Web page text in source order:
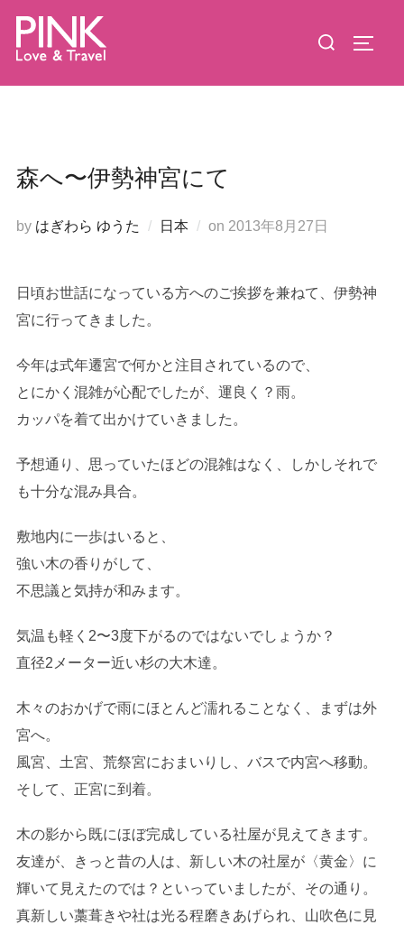
ン
検
対
森へ〜伊勢神宮にて
by はぎわら ゆうた 日本 on 投
2013年8月27日
日頃お世話になっている方へのご挨拶を兼ねて、伊勢神
宮に行ってきました。
今年は式年遷宮で何かと注目されているので、
とにかく混雑が心配でしたが、運良く？雨。
カッパを着て出かけていきました。
予想通り、思っていたほどの混雑はなく、しかしそれで
も十分な混み具合。
敷地内に一歩はいると、
強い木の香りがして、
不思議と気持が和みます。
気温も軽く2〜3度下がるのではないでしょうか？
直径2メーター近い杉の大木達。
木々のおかげで雨にほとんど濡れることなく、まずは外
宮へ。
風宮、土宮、荒祭宮におまいりし、バスで内宮へ移動。
そして、正宮に到着。
木の影から既にほぼ完成している社屋が見えてきます。
友達が、きっと昔の人は、新しい木の社屋が〈黄金〉に
輝いて見えたのでは？といっていましたが、その通り。
真新しい藁葺きや社は光る程磨きあげられ、山吹色に見